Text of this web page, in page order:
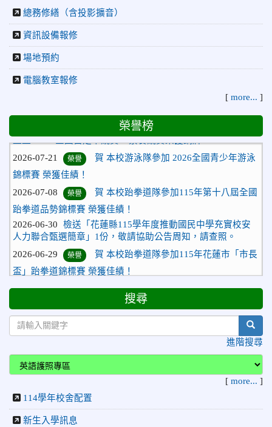
總務修繕（含投影擴音）
資訊設備報修
場地預約
電腦教室報修
[ more... ]
榮譽榜
益盃PTWA全國自走車競賽AI素養競賽榮獲銅牌
2026-07-21
賀 本校游泳隊參加 2026全國青少年游泳
錦標賽 榮獲佳績！
2026-07-08
跆拳道品勢錦標賽 榮獲佳績！
2026-06-30 檢送「花蓮縣115學年度推動國民中學充實校安
人力聯合甄選簡章」1份，敬請協助公告周知，請查照。
2026-06-29
賀 本校跆拳道隊參加115年花蓮市「市長
盃」跆拳道錦標賽 榮獲佳績！
2026-06-16
榮譽
賀 本校跆拳道隊參加115年第三十三屆全
國少年跆拳道錦標賽 榮獲佳績！
2026-06-10
恭喜本校參加「115年花蓮市語文競
賽」，成績優異
賀 本校籃球隊參加 2026花蓮縣第46屆假
日盃籃球賽 榮獲季軍！
賀 本校游泳隊參加115年花蓮縣縣長盃分
齡游泳錦標賽榮獲佳績！
2026-06-02
榮譽
搜尋
進階搜尋
[ more... ]
114學年校舍配置
新生入學訊息